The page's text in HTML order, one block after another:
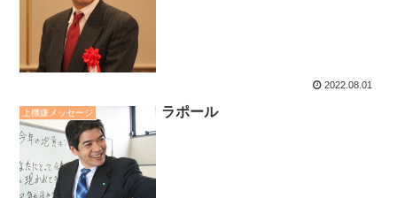
2022.08.01
上機嫌メッセージ ラポール